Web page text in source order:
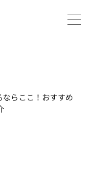
らここ！おすすめ